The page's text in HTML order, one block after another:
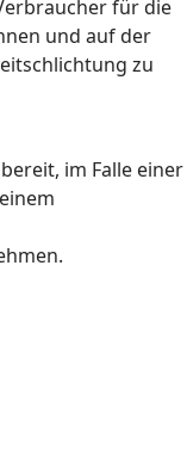
für die
und auf der
zu
im Falle einer
Partnerschaft